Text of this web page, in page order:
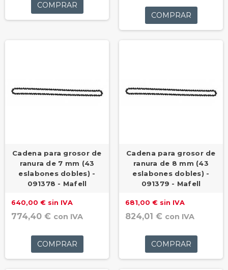
COMPRAR
COMPRAR
Cadena para grosor de
ranura de 7 mm (43
eslabones dobles) -
091378 - Mafell
640,00 € sin IVA
774,40 € con IVA
COMPRAR
Cadena para grosor de
ranura de 8 mm (43
eslabones dobles) -
091379 - Mafell
681,00 € sin IVA
824,01 € con IVA
COMPRAR